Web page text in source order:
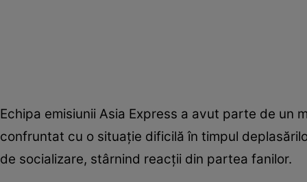
Echipa emisiunii Asia Express a avut parte de
confruntat cu o situație dificilă în timpul
de socializare, stârnind reacții din partea fanilor.